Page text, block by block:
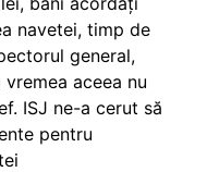
navetei, timp de
general,
aceea nu
ISJ ne-a cerut să
pentru